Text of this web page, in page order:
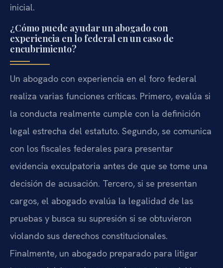
inicial.
¿Cómo puede ayudar un abogado con
experiencia en lo federal en un caso de
encubrimiento?
Un abogado con experiencia en el foro federal
realiza varias funciones críticas. Primero, evalúa si
la conducta realmente cumple con la definición
legal estrecha del estatuto. Segundo, se comunica
con los fiscales federales para presentar
evidencia exculpatoria antes de que se tome una
decisión de acusación. Tercero, si se presentan
cargos, el abogado evalúa la legalidad de las
pruebas y busca su supresión si se obtuvieron
violando sus derechos constitucionales.
Finalmente, un abogado preparado para litigar